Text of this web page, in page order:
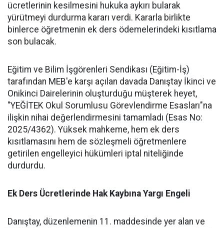
ücretlerinin kesilmesini hukuka aykırı bularak
yürütmeyi durdurma kararı verdi. Kararla birlikte
binlerce öğretmenin ek ders ödemelerindeki kısıtlama
son bulacak.
​Eğitim ve Bilim İşgörenleri Sendikası (Eğitim-İş)
tarafından MEB'e karşı açılan davada Danıştay İkinci ve
Onikinci Dairelerinin oluşturduğu müşterek heyet,
"YEĞİTEK Okul Sorumlusu Görevlendirme Esasları"na
ilişkin nihai değerlendirmesini tamamladı (Esas No:
2025/4362). Yüksek mahkeme, hem ek ders
kısıtlamasını hem de sözleşmeli öğretmenlere
getirilen engelleyici hükümleri iptal niteliğinde
durdurdu.
​Ek Ders Ücretlerinde Hak Kaybına Yargı Engeli
​Danıştay, düzenlemenin 11. maddesinde yer alan ve